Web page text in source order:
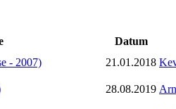
Datum
- 2007)
21.01.2018
28.08.2019